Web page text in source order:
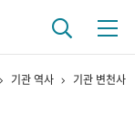
기관 역사 기관 변천사